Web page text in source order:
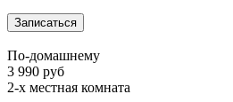
Записаться
По-домашнему
3 990 руб
2-х местная комната